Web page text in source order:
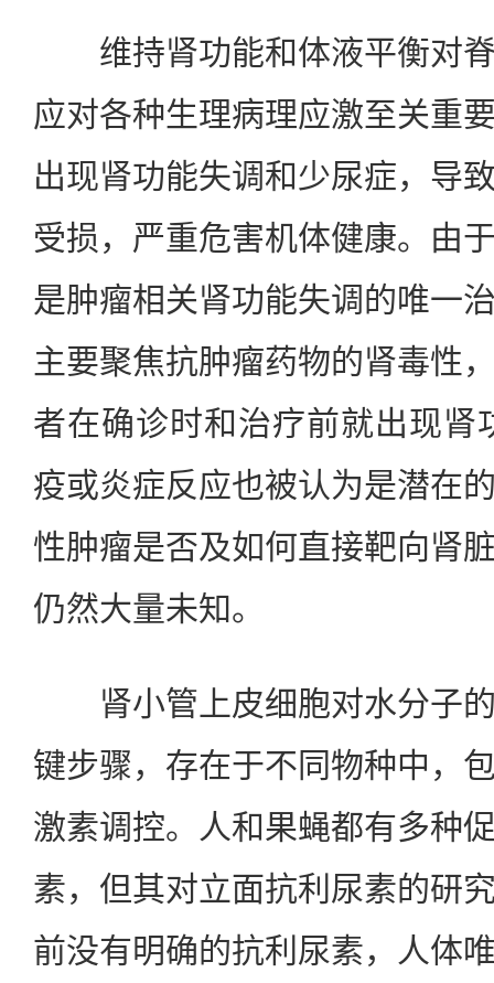
维持肾功能和体液平衡对脊
应对各种生理病理应激至关重
出现肾功能失调和少尿症，导
受损，严重危害机体健康。由
是肿瘤相关肾功能失调的唯一
主要聚焦抗肿瘤药物的肾毒性
者在确诊时和治疗前就出现肾
疫或炎症反应也被认为是潜在
性肿瘤是否及如何直接靶向肾
仍然大量未知。
肾小管上皮细胞对水分子的
键步骤，存在于不同物种中，
激素调控。人和果蝇都有多种
素，但其对立面抗利尿素的研
前没有明确的抗利尿素，人体